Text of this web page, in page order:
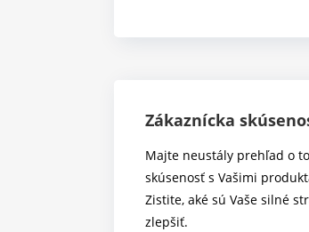
Zákaznícka
Majte neustály prehľad o
skúsenosť s Vašimi
Zistite, aké sú Vaše silné
zlepšiť.